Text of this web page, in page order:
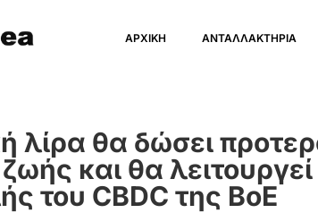
ΑΡΧΙΚΗ ΑΝΤΑΛΛΑΚΤΗΡΙΑ
λίρα θα δώσει
ζωής και θα
του CBDC της BoE